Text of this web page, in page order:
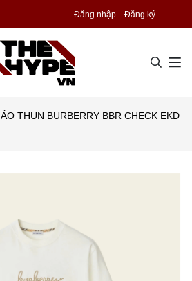
Đăng nhập Đăng ký
ÁO THUN BURBERRY BBR CHECK EKD